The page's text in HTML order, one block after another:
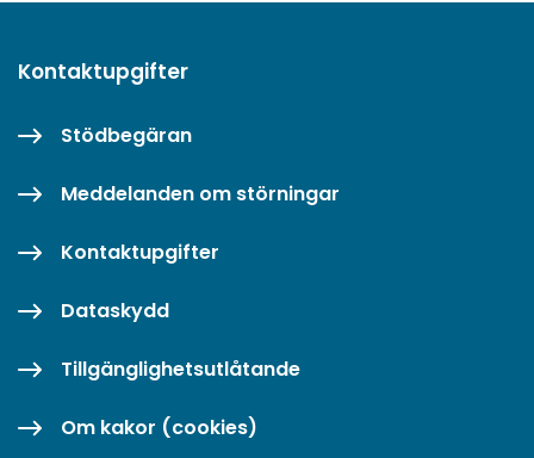
Kontaktupgifter
Stödbegäran
Meddelanden om störningar
Kontaktupgifter
Dataskydd
Tillgänglighetsutlåtande
Om kakor (cookies)